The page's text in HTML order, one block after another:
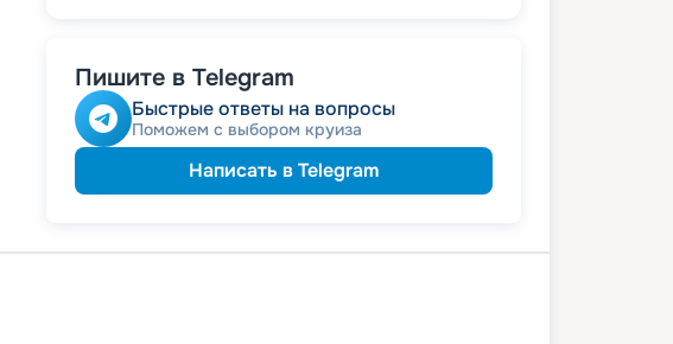
Пишите в Telegram
Быстрые ответы на вопросы
Поможем с выбором круиза
Написать в Telegram